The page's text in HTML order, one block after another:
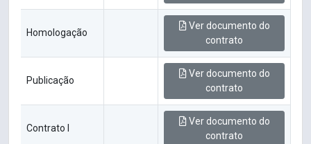
Homologação
Ver documento do
contrato
Publicação
Ver documento do
contrato
Contrato I
Ver documento do
contrato